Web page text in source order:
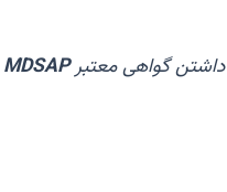
داشتن گواهی معتبرMDSAP